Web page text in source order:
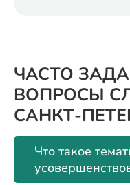
ЧАСТО
ВОПРОСЫ
САНКТ-
Что такое